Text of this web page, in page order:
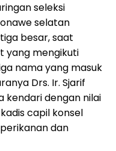
seleksi
selatan
besar, saat
yang mengikuti
nama yang masuk
Drs. Ir. Sjarif
kendari dengan nilai
capil konsel
dan